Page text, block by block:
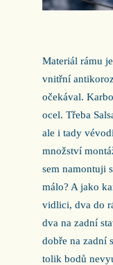
Materiál rámu
vnitřní
očekával.
ocel. Třeba
ale i tady
množství
sem namontuji
málo? A jako
vidlici, dva do
dva na zadní
dobře na zadní
tolik bodů